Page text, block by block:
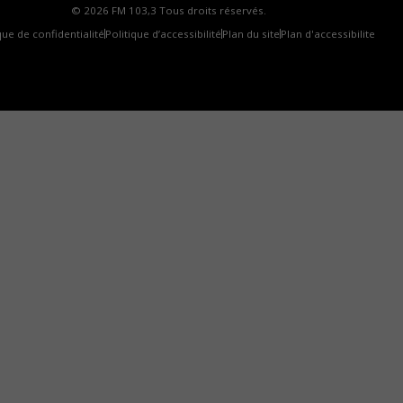
© 2026 FM 103,3 Tous droits réservés.
de confidentialité Politique d’accessibilité Plan du site Plan d'accessibilite